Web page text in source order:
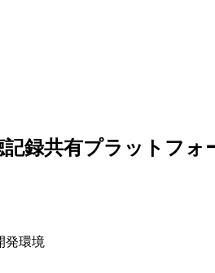
記録共有プラットフォ